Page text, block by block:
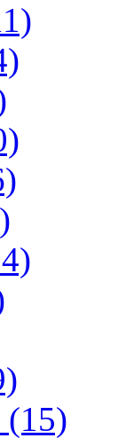
(15)